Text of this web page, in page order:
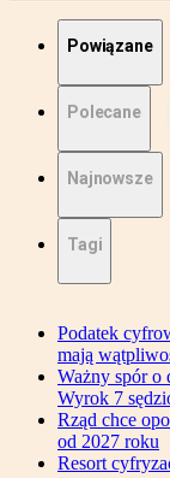
Powiązane
Polecane
Najnowsze
Tagi
Podatek
mają
Ważny spór o
Wyrok 7
Rząd chce
od 2027 roku
Resort